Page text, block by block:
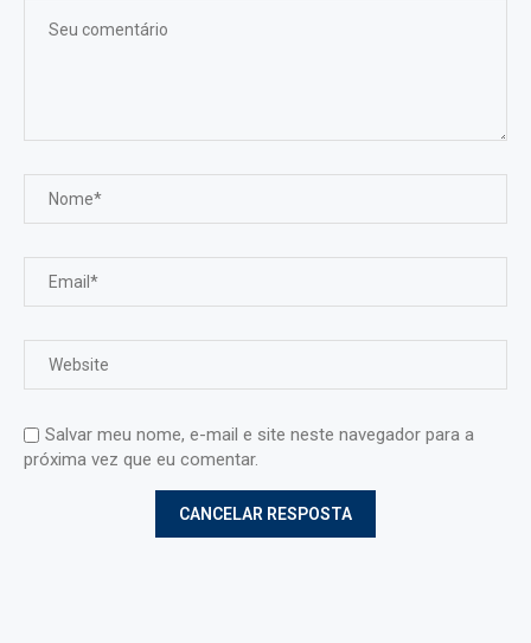
Salvar meu nome, e-mail e site neste navegador para a
próxima vez que eu comentar.